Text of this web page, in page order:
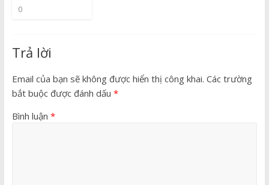
0
Trả lời
Email của bạn sẽ không được hiển thị công khai. Các trường
bắt buộc được đánh dấu *
Bình luận *